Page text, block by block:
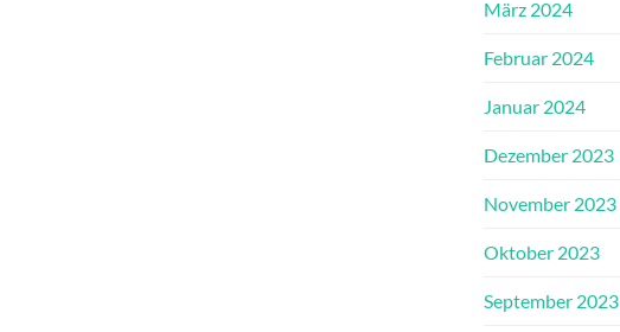
März 2024
Februar 2024
Januar 2024
Dezember 2023
November 2023
Oktober 2023
September 2023